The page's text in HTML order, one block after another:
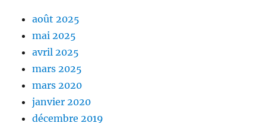
août 2025
mai 2025
avril 2025
mars 2025
mars 2020
janvier 2020
décembre 2019